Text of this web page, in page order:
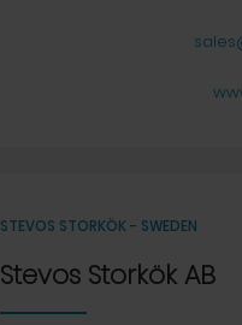
STEVOS STORKÖK - SWEDEN
Stevos Storkök AB